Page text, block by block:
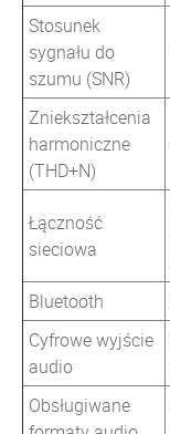
Stosunek
sygnału do
szumu (SNR)
Zniekształcenia
harmoniczne
(THD+N)
Łączność
sieciowa
Bluetooth
Cyfrowe wyjście
audio
Obsługiwane